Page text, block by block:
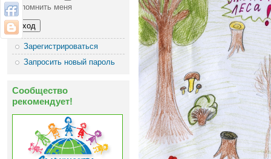
Запомнить меня
Зарегистрироваться
Запросить новый пароль
Сообщество
рекомендует!